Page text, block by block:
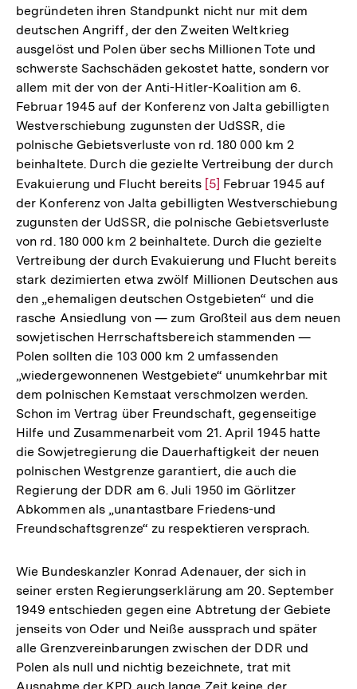
begründeten ihren Standpunkt nicht nur mit dem
deutschen Angriff, der den Zweiten Weltkrieg
ausgelöst und Polen über sechs Millionen Tote und
schwerste Sachschäden gekostet hatte, sondern vor
allem mit der von der Anti-Hitler-Koalition am 6.
Februar 1945 auf der Konferenz von Jalta gebilligten
Westverschiebung zugunsten der UdSSR, die
polnische Gebietsverluste von rd. 180 000 km 2
beinhaltete. Durch die gezielte Vertreibung der durch
Evakuierung und Flucht bereits Zur
Auflösung
der
Fußnote
[5] Februar 1945 auf
der Konferenz von Jalta gebilligten Westverschiebung
zugunsten der UdSSR, die polnische Gebietsverluste
von rd. 180 000 km 2 beinhaltete. Durch die gezielte
Vertreibung der durch Evakuierung und Flucht bereits
stark dezimierten etwa zwölf Millionen Deutschen aus
den „ehemaligen deutschen Ostgebieten“ und die
rasche Ansiedlung von — zum Großteil aus dem neuen
sowjetischen Herrschaftsbereich stammenden —
Polen sollten die 103 000 km 2 umfassenden
„wiedergewonnenen Westgebiete“ unumkehrbar mit
dem polnischen Kemstaat verschmolzen werden.
Schon im Vertrag über Freundschaft, gegenseitige
Hilfe und Zusammenarbeit vom 21. April 1945 hatte
die Sowjetregierung die Dauerhaftigkeit der neuen
polnischen Westgrenze garantiert, die auch die
Regierung der DDR am 6. Juli 1950 im Görlitzer
Abkommen als „unantastbare Friedens-und
Freundschaftsgrenze“ zu respektieren versprach.
Wie Bundeskanzler Konrad Adenauer, der sich in
seiner ersten Regierungserklärung am 20. September
1949 entschieden gegen eine Abtretung der Gebiete
jenseits von Oder und Neiße aussprach und später
alle Grenzvereinbarungen zwischen der DDR und
Polen als null und nichtig bezeichnete, trat mit
Ausnahme der KPD auch lange Zeit keine der